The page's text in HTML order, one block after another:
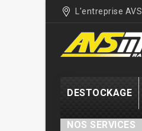
L'entreprise
DESTOCKAGE
NOS SERVICES